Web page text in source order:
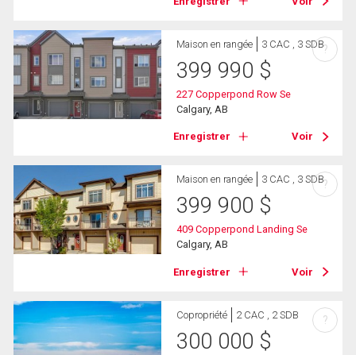
Maison en rangée 3 CAC , 3 SDB
399 990 $
227 Copperpond Row Se
Calgary, AB
Enregistrer Voir
?
Maison en rangée 3 CAC , 3 SDB
399 900 $
409 Copperpond Landing Se
Calgary, AB
Enregistrer Voir
?
Copropriété 2 CAC , 2 SDB
300 000 $
?